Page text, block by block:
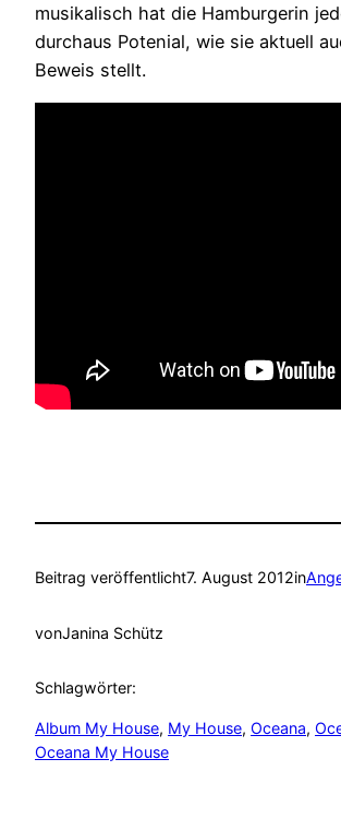
musikalisch hat die Hamburgerin
durchaus Potenial, wie sie aktuell
Beweis stellt.
Beitrag veröffentlicht7. August 2012in
vonJanina Schütz
Schlagwörter:
Album My House, My House, Oceana,
Oceana My House